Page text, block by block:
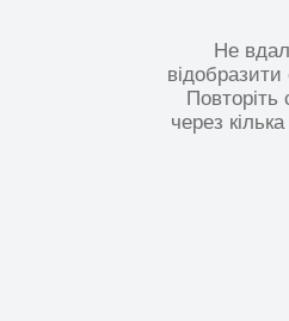
Не
відобразити
Повторіть
через